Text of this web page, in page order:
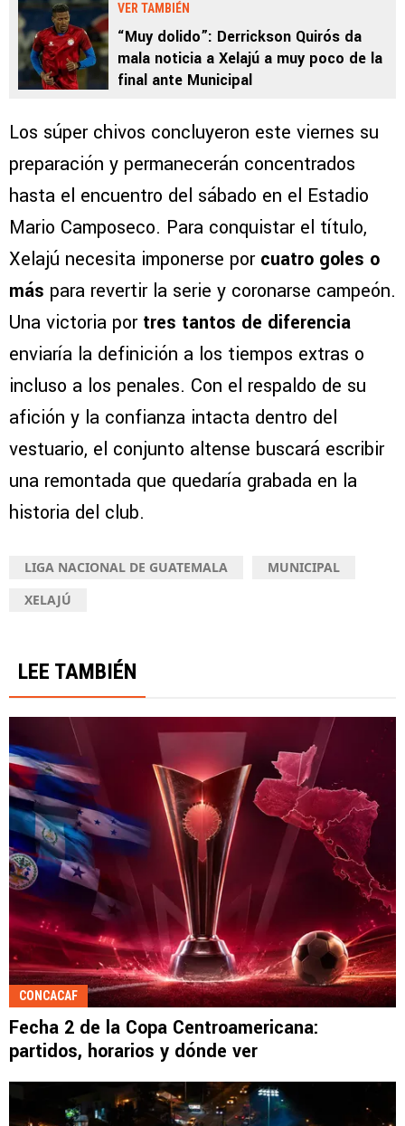
VER TAMBIÉN
“Muy dolido”: Derrickson Quirós da
mala noticia a Xelajú a muy poco de la
final ante Municipal
Los súper chivos concluyeron este viernes su
preparación y permanecerán concentrados
hasta el encuentro del sábado en el Estadio
Mario Camposeco. Para conquistar el título,
Xelajú necesita imponerse por cuatro goles o
más para revertir la serie y coronarse campeón.
Una victoria por tres tantos de diferencia
enviaría la definición a los tiempos extras o
incluso a los penales. Con el respaldo de su
afición y la confianza intacta dentro del
vestuario, el conjunto altense buscará escribir
una remontada que quedaría grabada en la
historia del club.
LIGA NACIONAL DE GUATEMALA
MUNICIPAL
XELAJÚ
LEE TAMBIÉN
CONCACAF
Fecha 2 de la Copa Centroamericana:
partidos, horarios y dónde ver